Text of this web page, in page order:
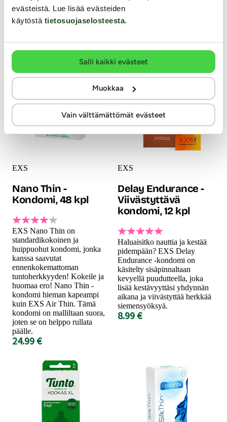
evästeistä. Lue lisää evästeiden
käytöstä tietosuojaselosteesta.
Salli kaikki evästeet
Muokkaa
Vain välttämättömät evästeet
tunnu juuri lainkaan peniksen
pinnalla. Normaalia suurempi
SKYN Large -kondomi on
17.99 €
valmistettu EXS Magnum
Large -kondomi on suora,
säiliöllä.
7.99 €
EXS
Nano Thin -
Kondomi, 48 kpl
EXS Nano Thin on
standardikokoinen ja
huippuohut kondomi, jonka
kanssa saavutat
ennenkokemattoman
tuntoherkkyyden! Kokeile ja
huomaa ero! Nano Thin -
kondomi hieman kapeampi
kuin EXS Air Thin. Tämä
kondomi on malliltaan suora,
joten se on helppo rullata
päälle.
24.99 €
EXS
Delay Endurance -
Viivästyttävä
kondomi, 12 kpl
Haluaisitko nauttia ja kestää
pidempään? EXS Delay
Endurance -kondomi on
käsitelty sisäpinnaltaan
kevyellä puudutteella, joka
lisää kestävyyttäsi yhdynnän
aikana ja viivästyttää herkkää
siemensyöksyä.
8.99 €